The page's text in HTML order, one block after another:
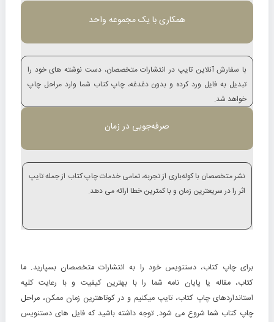
همکاری با یک مجموعه واحد
با سفارش آنلاین تایپ در انتشارات متخصصان، دست نوشته های خود را
تبدیل به فایل ورد کرده و بدون دغدغه، چاپ کتاب شما وارد مراحل چاپ
خواهد شد.
صرفه‌جویی در زمان
نشر متخصصان با کوله‌باری از تجربه، تمامی خدمات چاپ کتاب از جمله تایپ
اثر را در سریعترین زمان و با کمترین خطا ارائه می دهد.
برای چاپ کتاب، دستنویس خود را به انتشارات متخصصان بسپارید. ما
کتاب، مقاله یا پایان نامه شما را با بهترین کیفیت و با رعایت کلیه
استانداردهای چاپ کتاب، تایپ میکنیم و در کوتاهترین زمان ممکن، مراحل
چاپ کتاب شماشروع می شود. توجه داشته باشید که فایل های دستنویس